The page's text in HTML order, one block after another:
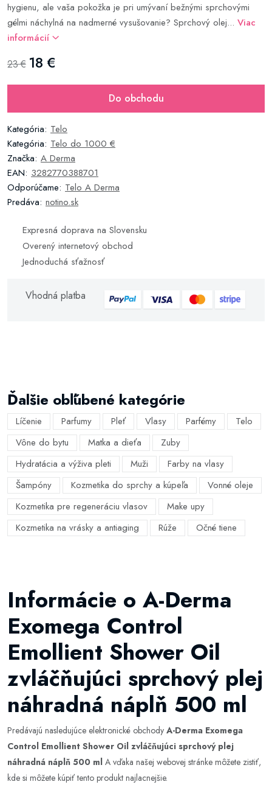
hygienu, ale vaša pokožka je pri umývaní bežnými sprchovými
gélmi náchylná na nadmerné vysušovanie? Sprchový olej... Viac
informácií
23 € 18 €
Do obchodu
Kategória: Telo
Kategória: Telo do 1000 €
Značka: A Derma
EAN: 3282770388701
Odporúčame: Telo A Derma
Predáva: notino.sk
Expresná doprava na Slovensku
Overený internetový obchod
Jednoduchá sťažnosť
Vhodná platba
Ďalšie obľúbené kategórie
Líčenie Parfumy Pleť Vlasy Parfémy
Telo
Vône do bytu
Matka a dieťa
Zuby
Hydratácia a výživa pleti
Muži
Farby na vlasy
Šampóny
Kozmetika do sprchy a kúpeľa
Vonné oleje
Kozmetika pre regeneráciu vlasov
Make upy
Kozmetika na vrásky a antiaging
Rúže Očné tiene
Informácie o A-Derma
Exomega Control
Emollient Shower Oil
zvláčňujúci sprchový plej
náhradná náplň 500 ml
Predávajú nasledujúce elektronické obchody A-Derma Exomega
Control Emollient Shower Oil zvláčňujúci sprchový plej
náhradná náplň 500 ml A vďaka našej webovej stránke môžete zistiť,
kde si môžete kúpiť tento produkt najlacnejšie.